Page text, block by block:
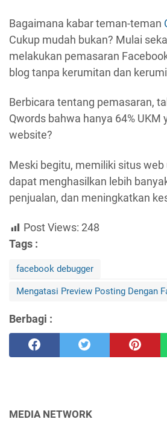
Bagaimana kabar teman-teman
Cukup mudah bukan? Mulai
melakukan pemasaran
blog tanpa kerumitan dan
Berbicara tentang pemasaran,
Qwords bahwa hanya 64% UKM
website?
Meski begitu, memiliki situs web
dapat menghasilkan lebih
penjualan, dan meningkatkan
Post Views: 248
Tags :
facebook debugger
Mengatasi Preview Posting Dengan
Berbagi :
MEDIA NETWORK